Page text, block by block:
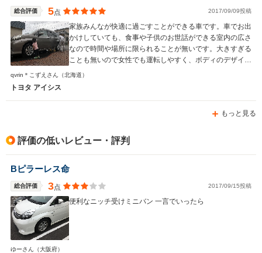
総合評価 5点 2017/09/09投稿
家族みんなが快適に過ごすことができる車です。車でお出
かけしていても、食事や子供のお世話ができる室内の広さ
なので時間や場所に限られることが無いです。大きすぎる
ことも無いので女性でも運転しやすく、ボディのデザイン
はカッコいいので男性にも向いている車だと思います。
qvrin＊こずえさん （北海道）
トヨタ アイシス
もっと見る
評価の低いレビュー・評判
Bピラーレス命
総合評価 3点 2017/09/15投稿
便利なニッチ受けミニバン 一言でいったら
ゆーさん （大阪府）